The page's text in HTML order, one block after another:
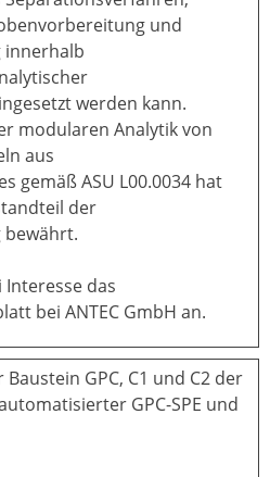
und
innerhalb
werden kann.
modularen Analytik von
aus
gemäß ASU L00.0034 hat
der
bewährt.
das
bei ANTEC GmbH an.
GPC, C1 und C2 der
GPC-SPE und